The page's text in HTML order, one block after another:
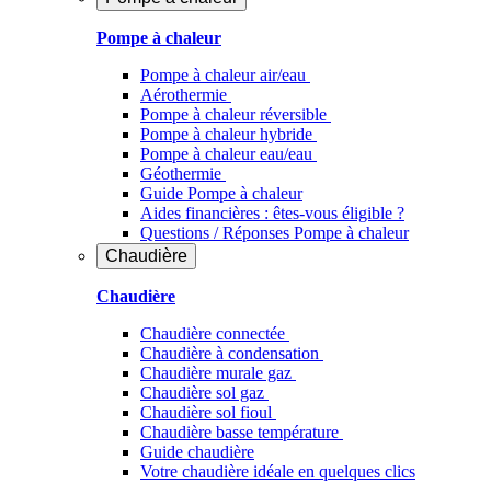
Pompe à chaleur
Pompe à chaleur air/eau
Aérothermie
Pompe à chaleur réversible
Pompe à chaleur hybride
Pompe à chaleur​ eau/eau
Géothermie
Guide Pompe à chaleur
Aides financières : êtes-vous éligible ?
Questions / Réponses Pompe à chaleur
Chaudière
Chaudière
Chaudière connectée
Chaudière à condensation
Chaudière murale gaz
Chaudière sol gaz
Chaudière sol fioul
Chaudière basse température
Guide chaudière
Votre chaudière idéale en quelques clics